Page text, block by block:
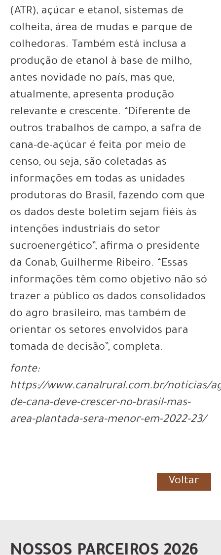
(ATR), açúcar e etanol, sistemas de
colheita, área de mudas e parque de
colhedoras. Também está inclusa a
produção de etanol à base de milho,
antes novidade no país, mas que,
atualmente, apresenta produção
relevante e crescente. “Diferente de
outros trabalhos de campo, a safra de
cana-de-açúcar é feita por meio de
censo, ou seja, são coletadas as
informações em todas as unidades
produtoras do Brasil, fazendo com que
os dados deste boletim sejam fiéis às
intenções industriais do setor
sucroenergético”, afirma o presidente
da Conab, Guilherme Ribeiro. “Essas
informações têm como objetivo não só
trazer a público os dados consolidados
do agro brasileiro, mas também de
orientar os setores envolvidos para
tomada de decisão”, completa.
fonte:
https://www.canalrural.com.br/noticias/
de-cana-deve-crescer-no-brasil-mas-
area-plantada-sera-menor-em-2022-23/
Voltar